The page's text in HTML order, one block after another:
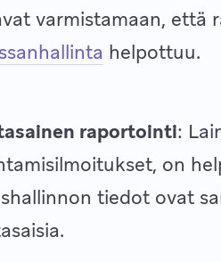
varmistamaan, että
helpottuu.
raportointi:
on
tiedot ovat